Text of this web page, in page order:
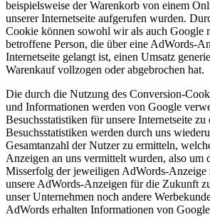
beispielsweise der Warenkorb von einem
unserer Internetseite aufgerufen wurden.
Cookie können sowohl wir als auch Google
betroffene Person, die über eine AdWords-
Internetseite gelangt ist, einen Umsatz
Warenkauf vollzogen oder abgebrochen hat.
Die durch die Nutzung des Conversion-
und Informationen werden von Google
Besuchsstatistiken für unsere Internetseite zu
Besuchsstatistiken werden durch uns
Gesamtanzahl der Nutzer zu ermitteln,
Anzeigen an uns vermittelt wurden, also um
Misserfolg der jeweiligen AdWords-Anzeige
unsere AdWords-Anzeigen für die Zukunft
unser Unternehmen noch andere
AdWords erhalten Informationen von